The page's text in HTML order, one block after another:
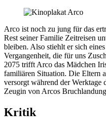
Arco ist noch zu jung für das
Rest seiner Familie Zeitreisen
bleiben. Also stiehlt er sich
Vergangenheit, die für uns
2075 trifft Arco das Mädchen
familiären Situation. Die Eltern
versorgt während der
Zeugin von Arcos
Kritik